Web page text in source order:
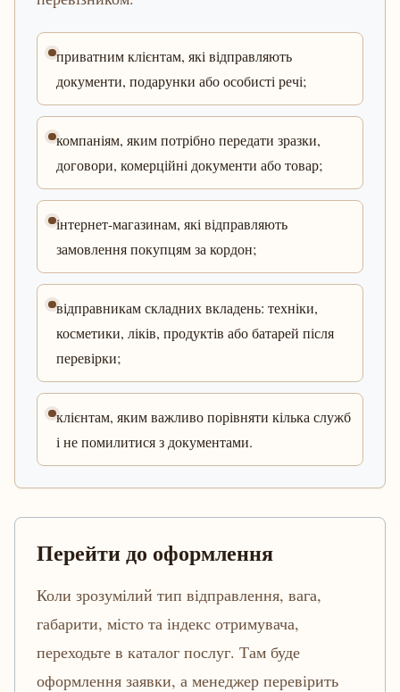
приватним клієнтам, які відправляють
документи, подарунки або особисті речі;
компаніям, яким потрібно передати зразки,
договори, комерційні документи або товар;
інтернет-магазинам, які відправляють
замовлення покупцям за кордон;
відправникам складних вкладень: техніки,
косметики, ліків, продуктів або батарей після
перевірки;
клієнтам, яким важливо порівняти кілька служб
і не помилитися з документами.
Перейти до оформлення
Коли зрозумілий тип відправлення, вага,
габарити, місто та індекс отримувача,
переходьте в каталог послуг. Там буде
оформлення заявки, а менеджер перевірить